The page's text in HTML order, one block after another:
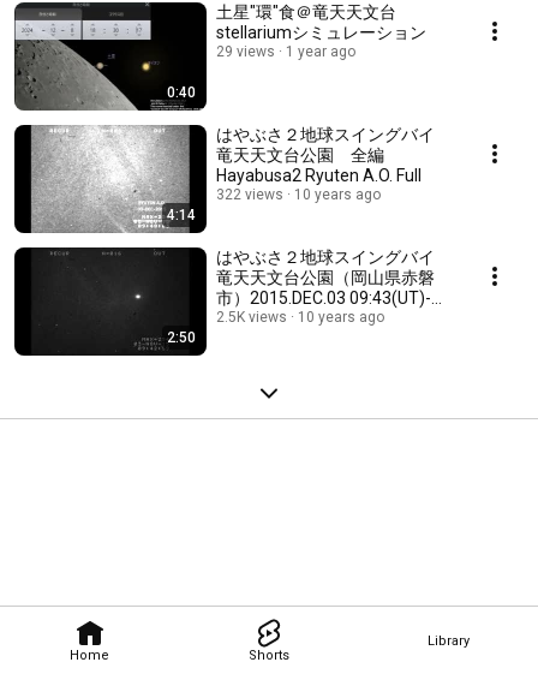
Home Shorts
Library
0:40
土星"環"食＠竜天天文台
stellariumシミュレーション
29 views 1 year ago
4:14
はやぶさ２地球スイングバイ
竜天天文台公園 全編
Hayabusa2 Ryuten A.O. Full
322 views 10 years ago
2:50
はやぶさ２地球スイングバイ
竜天天文台公園（岡山県赤磐
市）2015.DEC.03 09:43(UT)-
Hayabusa2 Ryuten-AO 40cm
2.5K views 10 years ago